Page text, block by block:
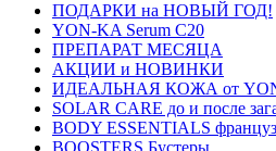
ПОДАРКИ на НОВЫЙ ГОД!
YON-KA Serum C20
ПРЕПАРАТ МЕСЯЦА
АКЦИИ и НОВИНКИ
ИДЕАЛЬНАЯ КОЖА от
SOLAR CARE до и после
BODY ESSENTIALS
BOOSTERS Бустеры